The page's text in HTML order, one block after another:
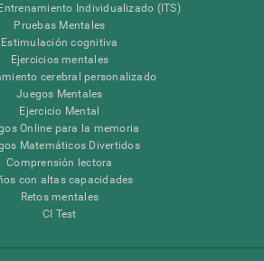
Individualizado (ITS)
Pruebas Mentales
Estimulación cognitiva
Ejercicios mentales
cerebral personalizado
Juegos Mentales
Ejercicio Mental
Online para la memoria
Matemáticos Divertidos
Comprensión lectora
con altas capacidades
Retos mentales
CI Test